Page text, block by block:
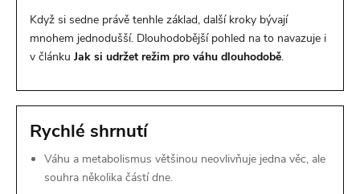
Když si sedne právě tenhle základ, další kroky bývají
mnohem jednodušší. Dlouhodobější pohled na to navazuje i
v článku Jak si udržet režim pro váhu dlouhodobě.
Rychlé shrnutí
Váhu a metabolismus většinou neovlivňuje jedna věc, ale
souhra několika částí dne.